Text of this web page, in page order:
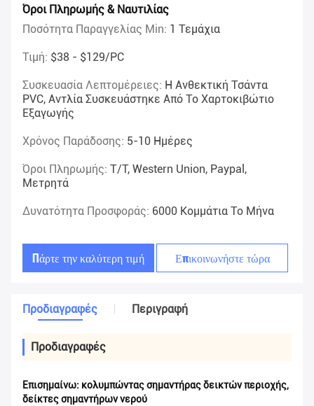
Όροι Πληρωμής & Ναυτιλίας
Ποσότητα Παραγγελίας Min: 1 Τεμάχια
Τιμή: $38 - $129/PC
Συσκευασία Λεπτομέρειες: Η Ανθεκτική Τσάντα
PVC, Αντλία Συσκευάστηκε Από Το Χαρτοκιβώτιο
Εξαγωγής
Χρόνος Παράδοσης: 5-10 Ημέρες
Όροι Πληρωμής: T/T, Western Union, Paypal,
Μετρητά
Δυνατότητα Προσφοράς: 6000 Κομμάτια Το Μήνα
Πάρτε την καλύτερη τιμή Επικοινωνήστε τώρα
Προδιαγραφές Περιγραφή
Προδιαγραφές
Επισημαίνω: κολυμπώντας σημαντήρας δεικτών περιοχής,
δείκτες σημαντήρων νερού